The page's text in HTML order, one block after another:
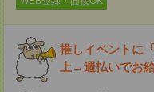
推しイベントに
上→週払いでお